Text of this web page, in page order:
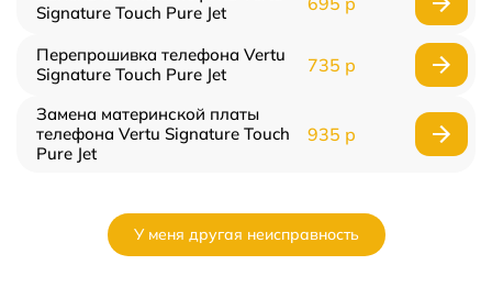
Signature Touch Pure Jet
Перепрошивка телефона Vertu
Signature Touch Pure Jet
735 р
Замена материнской платы
телефона Vertu Signature Touch
Pure Jet
935 р
У меня другая неисправность